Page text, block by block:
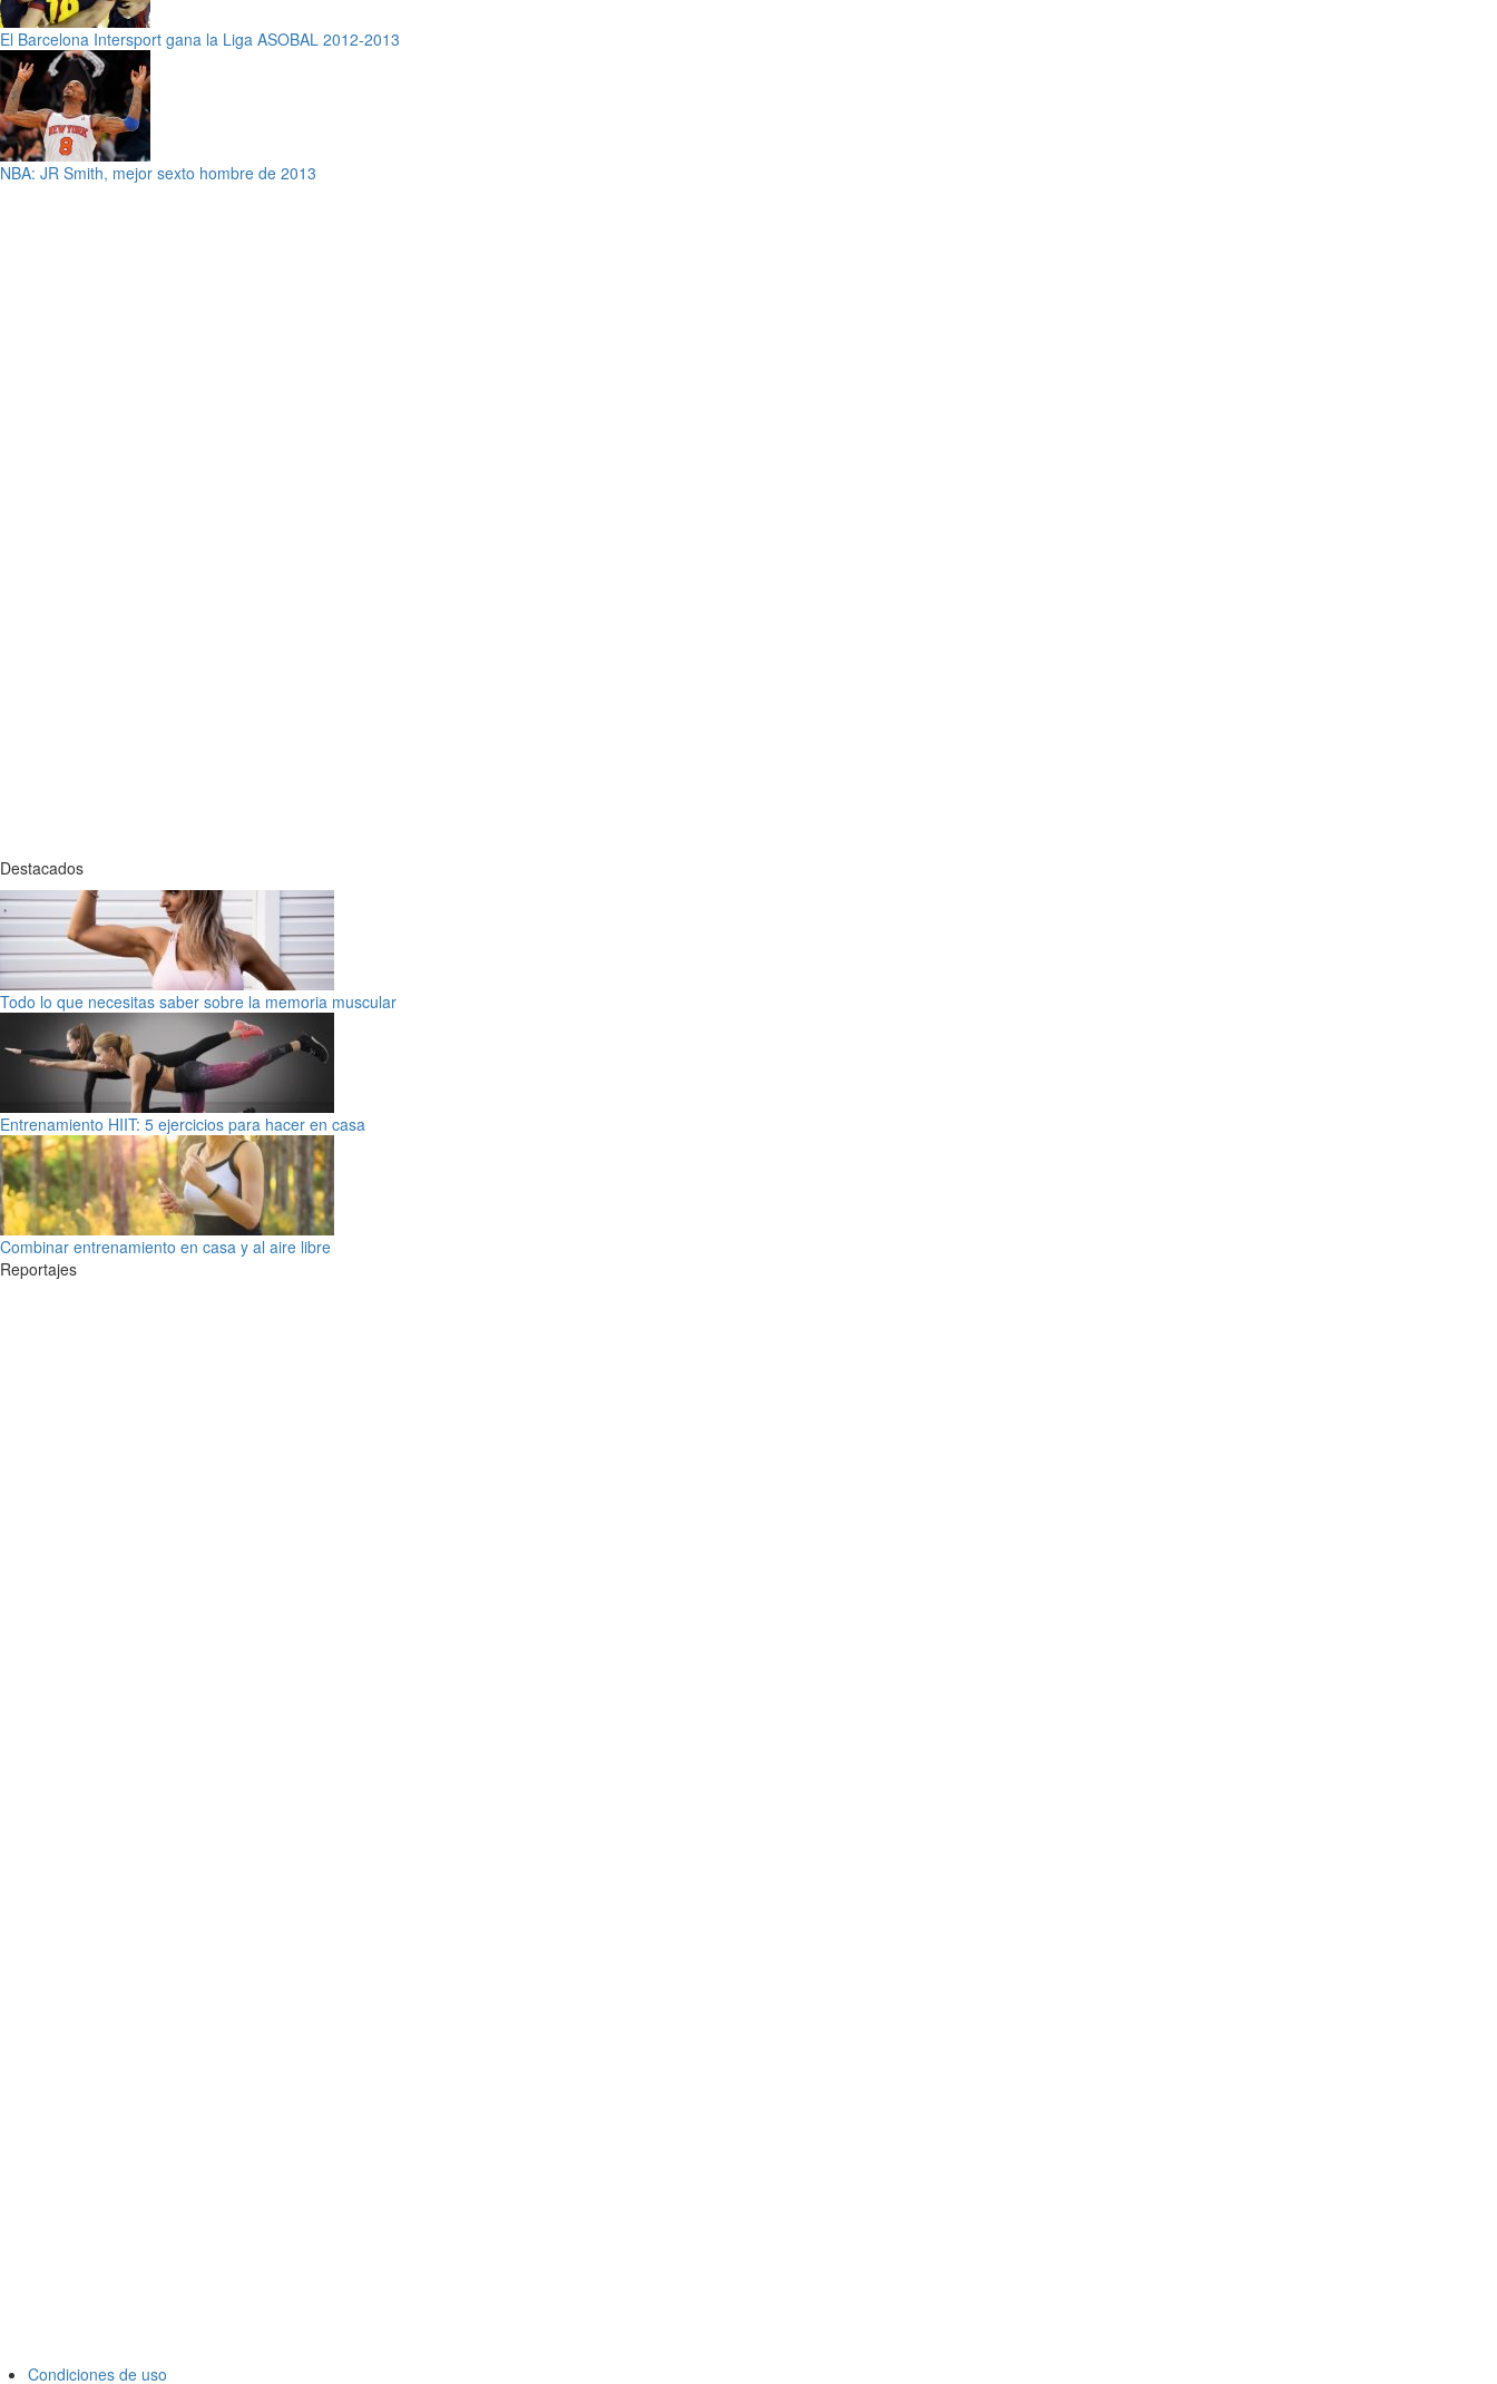
El Barcelona Intersport gana la Liga ASOBAL 2012-2013
NBA: JR Smith, mejor sexto hombre de 2013
Destacados
Todo lo que necesitas saber sobre la memoria muscular
Entrenamiento HIIT: 5 ejercicios para hacer en casa
Combinar entrenamiento en casa y al aire libre
Reportajes
Condiciones de uso